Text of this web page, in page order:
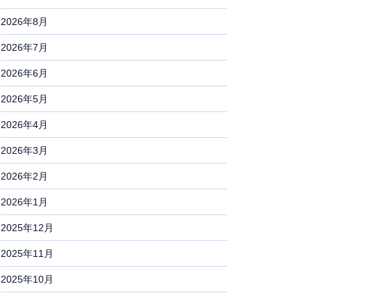
2026年8月
2026年7月
2026年6月
2026年5月
2026年4月
2026年3月
2026年2月
2026年1月
2025年12月
2025年11月
2025年10月